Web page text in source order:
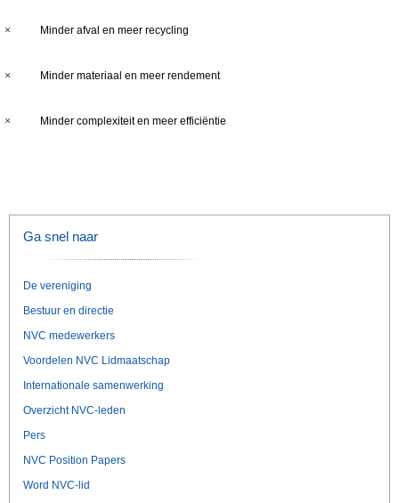
× Minder afval en meer recycling
× Minder materiaal en meer rendement
× Minder complexiteit en meer efficiëntie
Ga snel naar
De vereniging
Bestuur en directie
NVC medewerkers
Voordelen NVC Lidmaatschap
Internationale samenwerking
Overzicht NVC-leden
Pers
NVC Position Papers
Word NVC-lid